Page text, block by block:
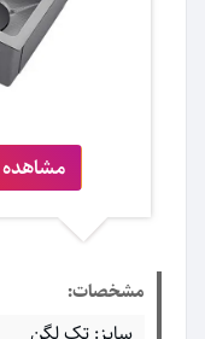
مشخصات: